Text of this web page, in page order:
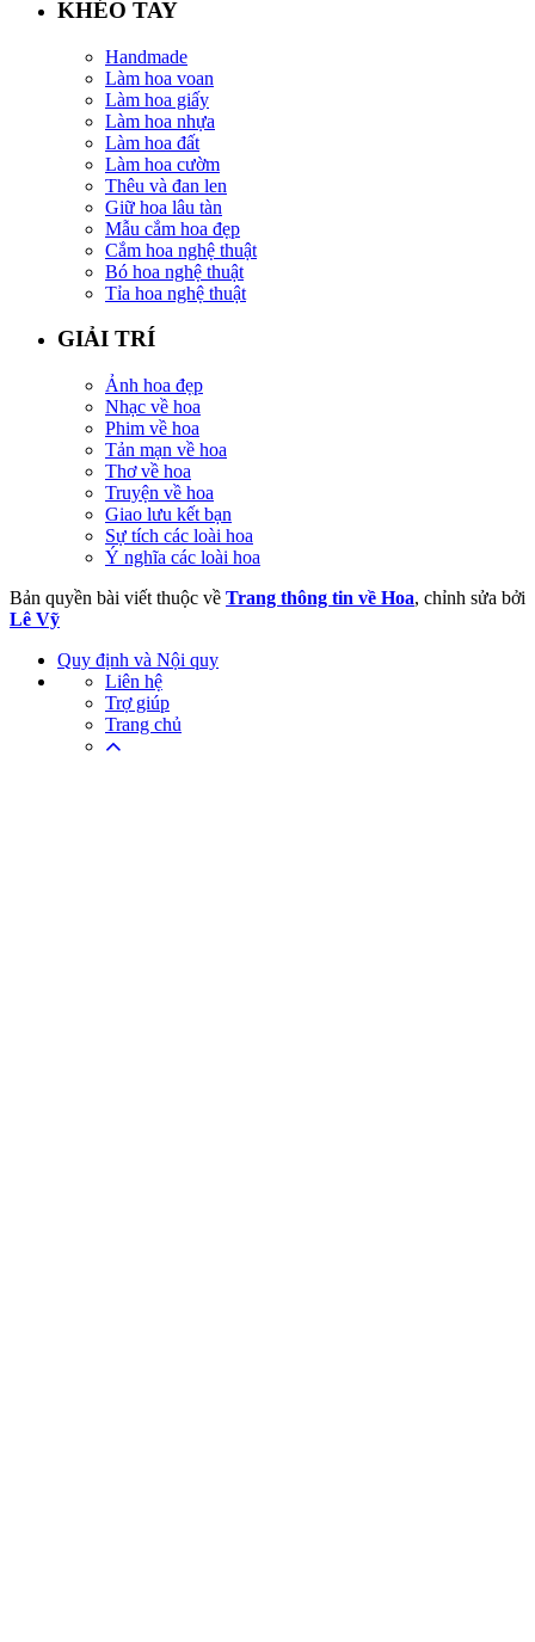
KHÉO TAY
Handmade
Làm hoa voan
Làm hoa giấy
Làm hoa nhựa
Làm hoa đất
Làm hoa cườm
Thêu và đan len
Giữ hoa lâu tàn
Mẫu cắm hoa đẹp
Cắm hoa nghệ thuật
Bó hoa nghệ thuật
Tỉa hoa nghệ thuật
GIẢI TRÍ
Ảnh hoa đẹp
Nhạc về hoa
Phim về hoa
Tản mạn về hoa
Thơ về hoa
Truyện về hoa
Giao lưu kết bạn
Sự tích các loài hoa
Ý nghĩa các loài hoa
Bản quyền bài viết thuộc về Trang thông tin về Hoa, chỉnh sửa bởi
Lê Vỹ
Quy định và Nội quy
Liên hệ
Trợ giúp
Trang chủ